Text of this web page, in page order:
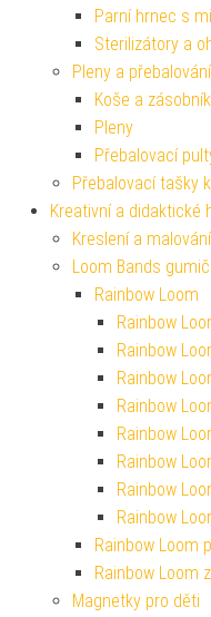
Parní hrnec s
Sterilizátory a
Pleny a přebalování
Koše a
Pleny
Přebalovací
Přebalovací tašky
Kreativní a didaktické
Kreslení a malování
Loom Bands
Rainbow Loom
Rainbow
Rainbow
Rainbow
Rainbow
Rainbow
Rainbow
Rainbow
Rainbow
Rainbow Loom
Rainbow Loom
Magnetky pro děti